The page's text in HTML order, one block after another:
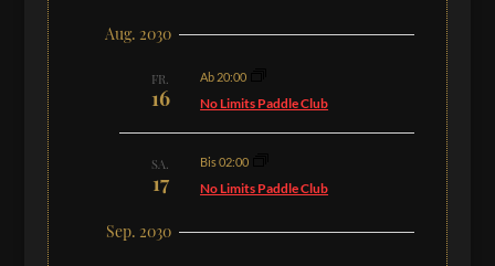
Aug. 2030
FR.
16
Ab 20:00
No Limits Paddle Club
SA.
17
Bis 02:00
No Limits Paddle Club
Sep. 2030